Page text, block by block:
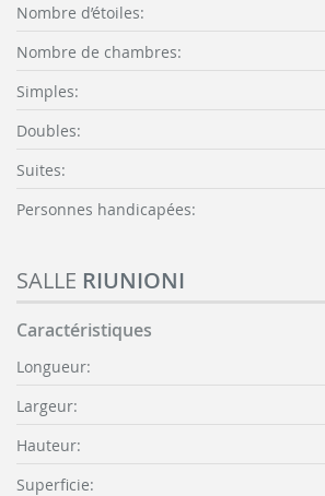
Nombre d’étoiles:
Nombre de chambres:
Simples:
Doubles:
Suites:
Personnes handicapées:
SALLE RIUNIONI
Caractéristiques
Longueur:
Largeur:
Hauteur:
Superficie: